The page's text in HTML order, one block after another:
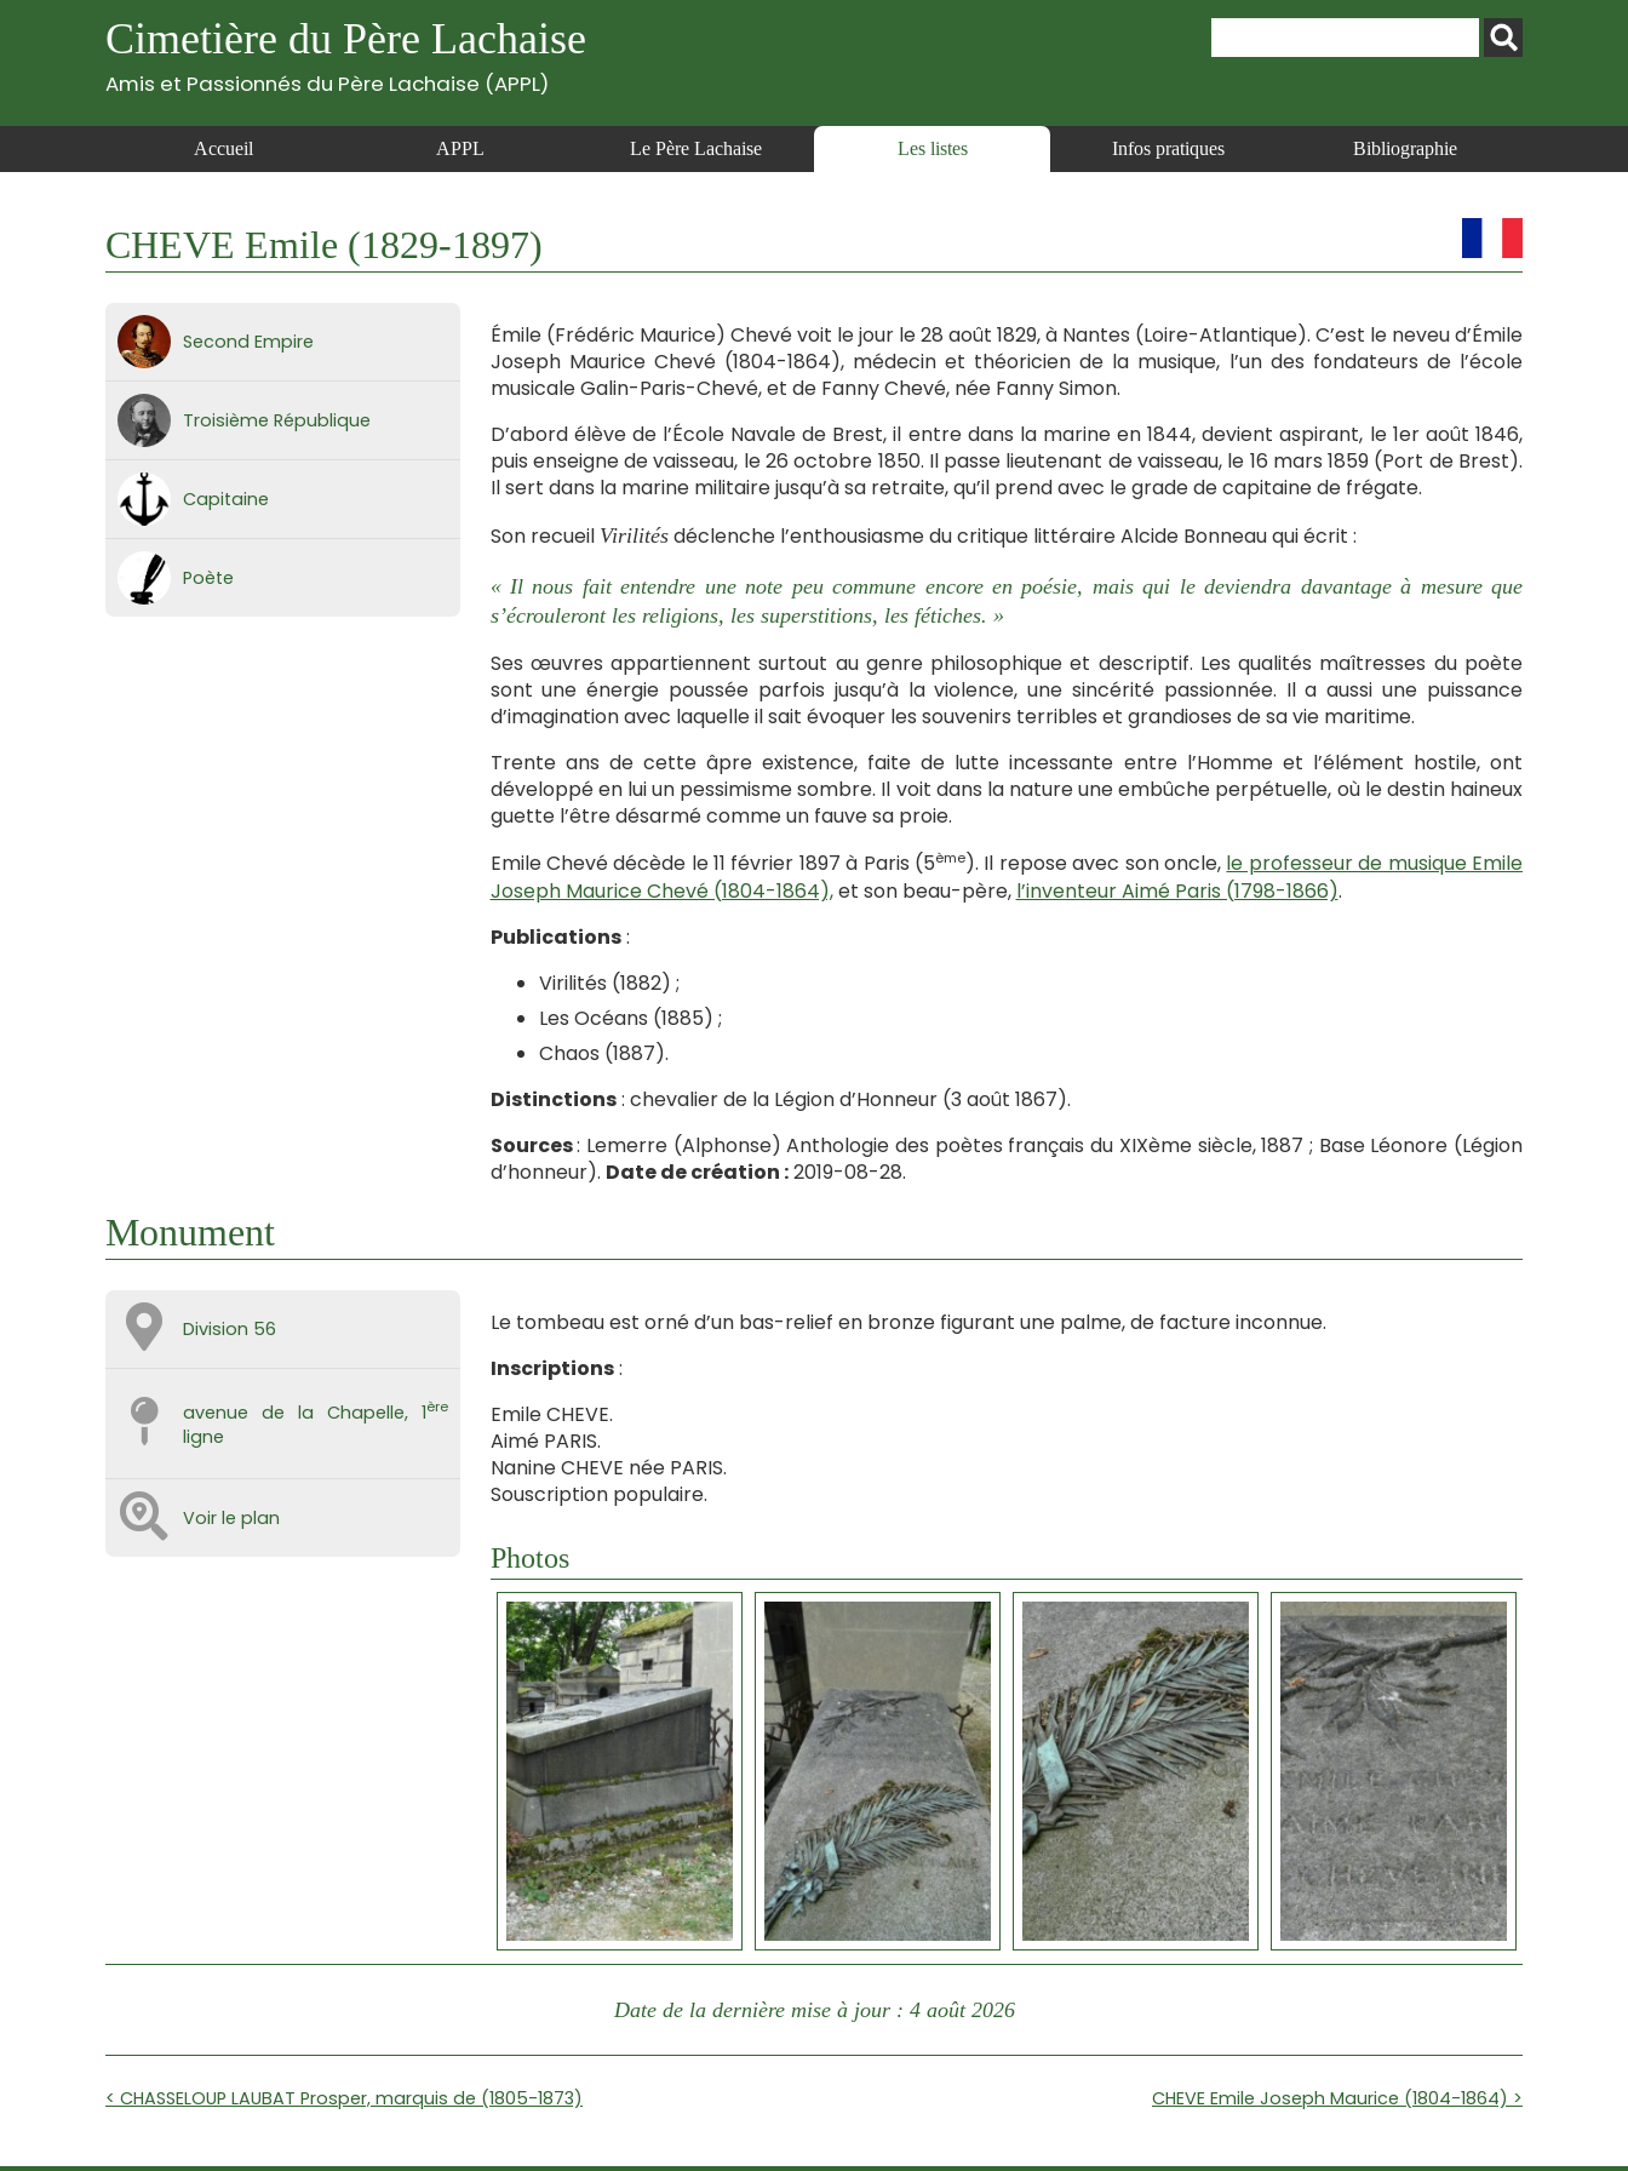
Cimetière du Père Lachaise
Amis et Passionnés du Père Lachaise (APPL)
Accueil APPL Le Père Lachaise Les listes Infos pratiques Bibliographie
CHEVE Emile (1829-1897)
Second Empire
Troisième République
Capitaine
Poète
Émile (Frédéric Maurice) Chevé voit le jour le 28 août 1829, à Nantes (Loire-Atlantique). C’est le neveu d’Émile
Joseph Maurice Chevé (1804-1864), médecin et théoricien de la musique, l’un des fondateurs de l’école
musicale Galin-Paris-Chevé, et de Fanny Chevé, née Fanny Simon.
D’abord élève de l’École Navale de Brest, il entre dans la marine en 1844, devient aspirant, le 1er août 1846,
puis enseigne de vaisseau, le 26 octobre 1850. Il passe lieutenant de vaisseau, le 16 mars 1859 (Port de Brest).
Il sert dans la marine militaire jusqu’à sa retraite, qu’il prend avec le grade de capitaine de frégate.
Son recueil Virilitésdéclenche l’enthousiasme du critique littéraire Alcide Bonneau qui écrit :
« Il nous fait entendre une note peu commune encore en poésie, mais qui le deviendra davantage à mesure que
s’écrouleront les religions, les superstitions, les fétiches. »
Ses œuvres appartiennent surtout au genre philosophique et descriptif. Les qualités maîtresses du poète
sont une énergie poussée parfois jusqu’à la violence, une sincérité passionnée. Il a aussi une puissance
d’imagination avec laquelle il sait évoquer les souvenirs terribles et grandioses de sa vie maritime.
Trente ans de cette âpre existence, faite de lutte incessante entre l’Homme et l’élément hostile, ont
développé en lui un pessimisme sombre. Il voit dans la nature une embûche perpétuelle, où le destin haineux
guette l’être désarmé comme un fauve sa proie.
Emile Chevé décède le 11 février 1897 à Paris (5ème). Il repose avec son oncle, le professeur de musique Emile
Joseph Maurice Chevé (1804-1864),et son beau-père, l’inventeur Aimé Paris (1798-1866).
Publications:
Virilités (1882) ;
Les Océans (1885) ;
Chaos (1887).
Distinctions: chevalier de la Légion d’Honneur (3 août 1867).
Sources: Lemerre (Alphonse) Anthologie des poètes français du XIXème siècle, 1887 ; Base Léonore (Légion
d’honneur). Date de création :2019-08-28.
Monument
Division 56
avenue de la Chapelle, 1ère
ligne
Voir le plan
Le tombeau est orné d’un bas-relief en bronze figurant une palme, de facture inconnue.
Inscriptions:
Emile CHEVE.
Aimé PARIS.
Nanine CHEVE née PARIS.
Souscription populaire.
Photos
Date de la dernière mise à jour : 4 août 2026
< CHASSELOUP LAUBAT Prosper, marquis de (1805-1873) CHEVE Emile Joseph Maurice (1804-1864) >